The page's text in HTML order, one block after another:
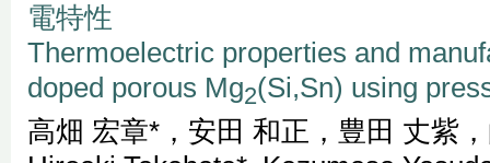
電特性
Thermoelectric properties and
doped porous Mg2(Si,Sn) using
高畑 宏章*，安田 和正，豊田 丈紫